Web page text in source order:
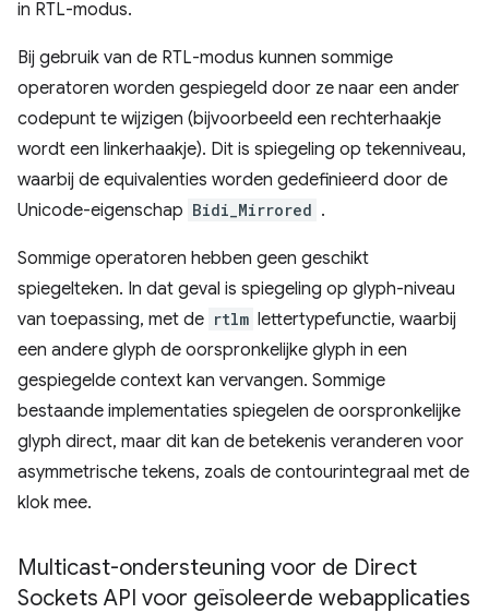
in RTL-modus.
Bij gebruik van de RTL-modus kunnen sommige
operatoren worden gespiegeld door ze naar een ander
codepunt te wijzigen (bijvoorbeeld een rechterhaakje
wordt een linkerhaakje). Dit is spiegeling op tekenniveau,
waarbij de equivalenties worden gedefinieerd door de
Unicode-eigenschap Bidi_Mirrored .
Sommige operatoren hebben geen geschikt
spiegelteken. In dat geval is spiegeling op glyph-niveau
van toepassing, met de rtlm lettertypefunctie, waarbij
een andere glyph de oorspronkelijke glyph in een
gespiegelde context kan vervangen. Sommige
bestaande implementaties spiegelen de oorspronkelijke
glyph direct, maar dit kan de betekenis veranderen voor
asymmetrische tekens, zoals de contourintegraal met de
klok mee.
Multicast-ondersteuning voor de Direct
Sockets API voor geïsoleerde webapplicaties